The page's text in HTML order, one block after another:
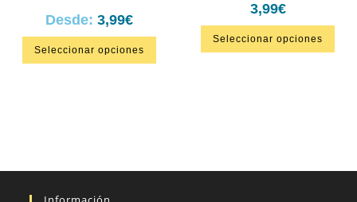
Desde: 3,99€
Seleccionar opciones
3,99€
Seleccionar opciones